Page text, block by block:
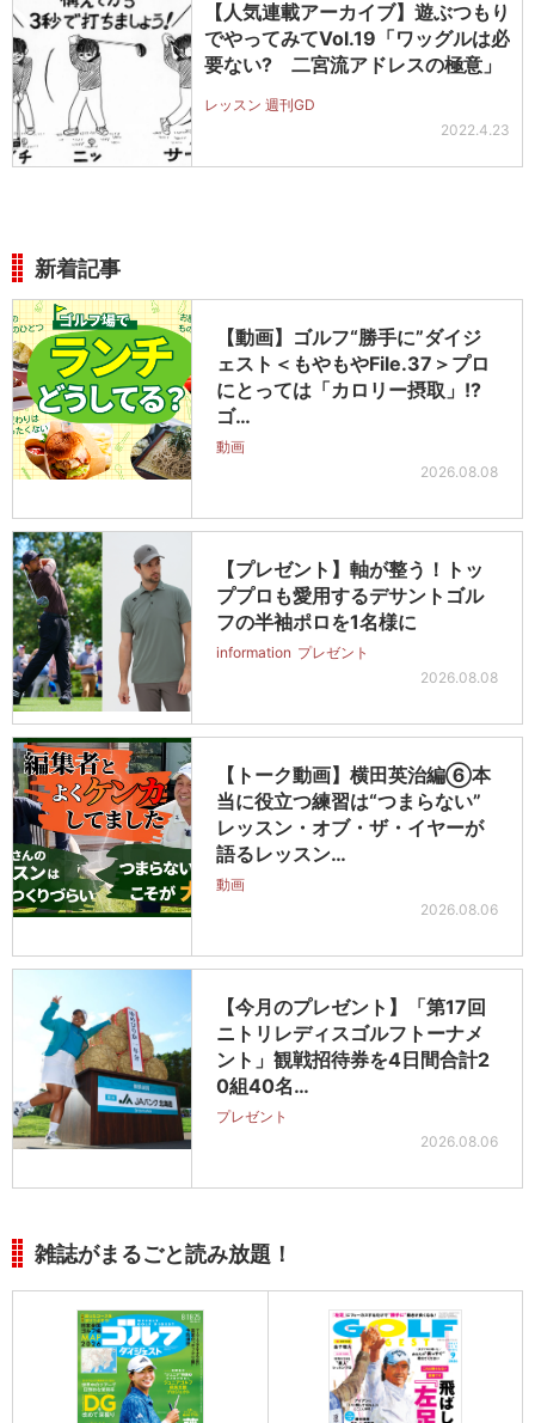
【人気連載アーカイブ】遊ぶつもり
でやってみてVol.19「ワッグルは必
要ない? 二宮流アドレスの極意」
レッスン 週刊GD
2022.4.23
新着記事
【動画】ゴルフ“勝手に”ダイジ
ェスト＜もやもやFile.37＞プロ
にとっては「カロリー摂取」!?
ゴ…
動画
2026.08.08
【プレゼント】軸が整う！トッ
ププロも愛用するデサントゴル
フの半袖ポロを1名様に
information プレゼント
2026.08.08
【トーク動画】横田英治編⑥本
当に役立つ練習は“つまらない”
レッスン・オブ・ザ・イヤーが
語るレッスン…
動画
2026.08.06
【今月のプレゼント】「第17回
ニトリレディスゴルフトーナメ
ント」観戦招待券を4日間合計2
0組40名…
プレゼント
2026.08.06
雑誌がまるごと読み放題！